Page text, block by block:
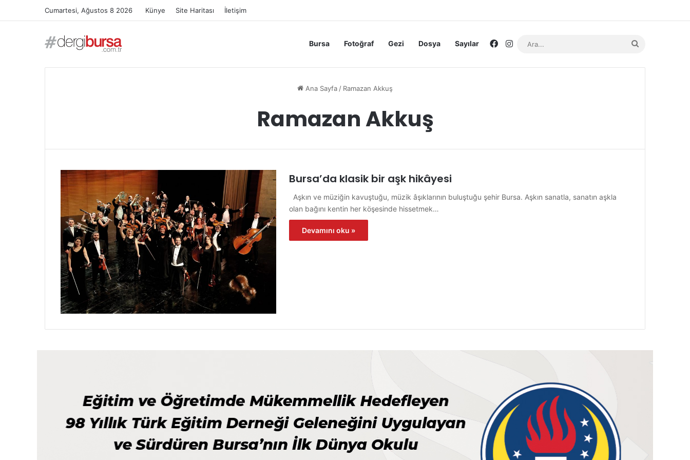
Cumartesi, Ağustos 8 2026 Künye Site Haritası İletişim
Bursa Fotoğraf Gezi Dosya Sayılar Facebook
Instagram
Ana Sayfa / Ramazan Akkuş
Ramazan Akkuş
Bursa’da klasik bir aşk hikâyesi
Aşkın ve müziğin kavuştuğu, müzik âşıklarının buluştuğu şehir Bursa. Aşkın sanatla, sanatın aşkla
olan bağını kentin her köşesinde hissetmek…
Devamını oku »